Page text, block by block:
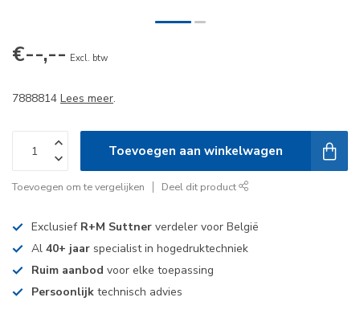
€--,-- Excl. btw
7888814 Lees meer.
Toevoegen aan winkelwagen
Toevoegen om te vergelijken Deel dit product
Exclusief R+M Suttner verdeler voor België
Al 40+ jaar specialist in hogedruktechniek
Ruim aanbod voor elke toepassing
Persoonlijk technisch advies